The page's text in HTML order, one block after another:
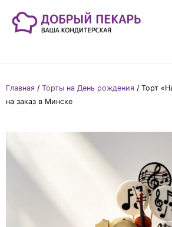
Главная / Торты на День рождения / Торт
на заказ в Минске